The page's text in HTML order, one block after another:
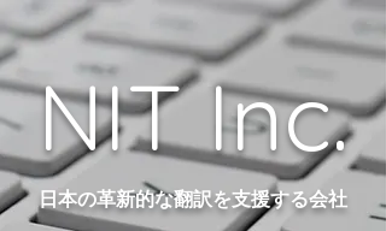
NIT Inc.
日本の革新的な翻訳を支援する会社